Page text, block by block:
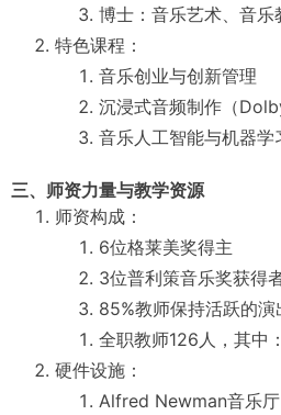
博士：音乐艺术、音乐
特色课程：
音乐创业与创新管理
沉浸式音频制作（
音乐人工智能与机器学
三、师资力量与教学资源
师资构成：
6位格莱美奖得主
3位普利策音乐奖获得
85%教师保持活跃的
全职教师126人，其中：
硬件设施：
Alfred Newman音乐厅